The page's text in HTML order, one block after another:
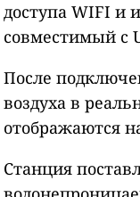
доступа WIFI и
совместимый с
После
воздуха в
отображаются
Станция